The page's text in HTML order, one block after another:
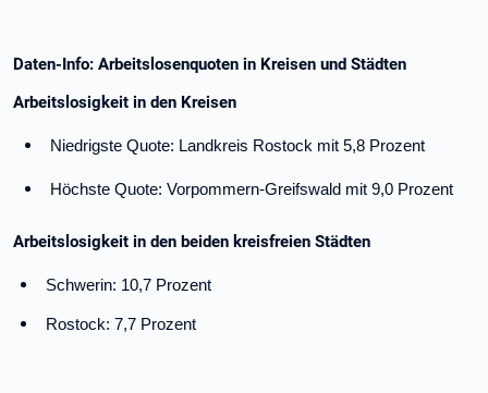
Daten-Info: Arbeitslosenquoten in Kreisen und Städten
Arbeitslosigkeit in den Kreisen
Niedrigste Quote: Landkreis Rostock mit 5,8 Prozent
Höchste Quote: Vorpommern-Greifswald mit 9,0 Prozent
Arbeitslosigkeit in den beiden kreisfreien Städten
Schwerin: 10,7 Prozent
Rostock: 7,7 Prozent